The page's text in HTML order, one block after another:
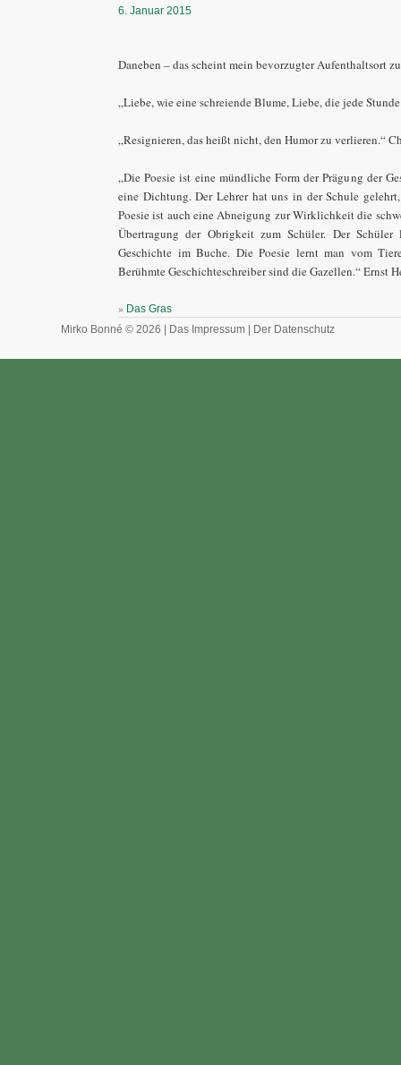
6. Januar 2015
Daneben – das scheint mein bevorzugter Aufenthaltsort
„Liebe, wie eine schreiende Blume, Liebe, die jede
„Resignieren, das heißt nicht, den Humor zu verlieren.“
„Die Poesie ist eine mündliche Form der Prägung der
eine Dichtung. Der Lehrer hat uns in der Schule
Poesie ist auch eine Abneigung zur Wirklichkeit die
Übertragung der Obrigkeit zum Schüler. Der
Geschichte im Buche. Die Poesie lernt man vom
Berühmte Geschichteschreiber sind die Gazellen.“ Ernst
» Das Gras
Mirko Bonné © 2026 |
Das Impressum Der Datenschutz